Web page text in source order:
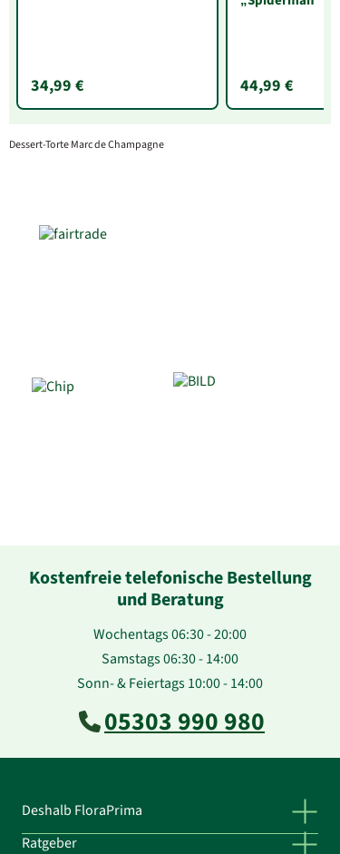
34,99 € 44,99 €
Dessert-Torte Marc de Champagne
Kostenfreie telefonische Bestellung
und Beratung
Wochentags 06:30 - 20:00
Samstags 06:30 - 14:00
Sonn- & Feiertags 10:00 - 14:00
05303 990 980
Deshalb FloraPrima
Ratgeber